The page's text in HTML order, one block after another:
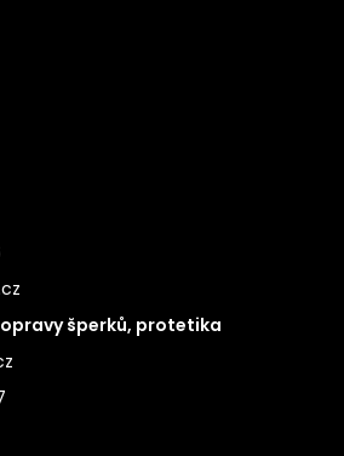
šperků, protetika